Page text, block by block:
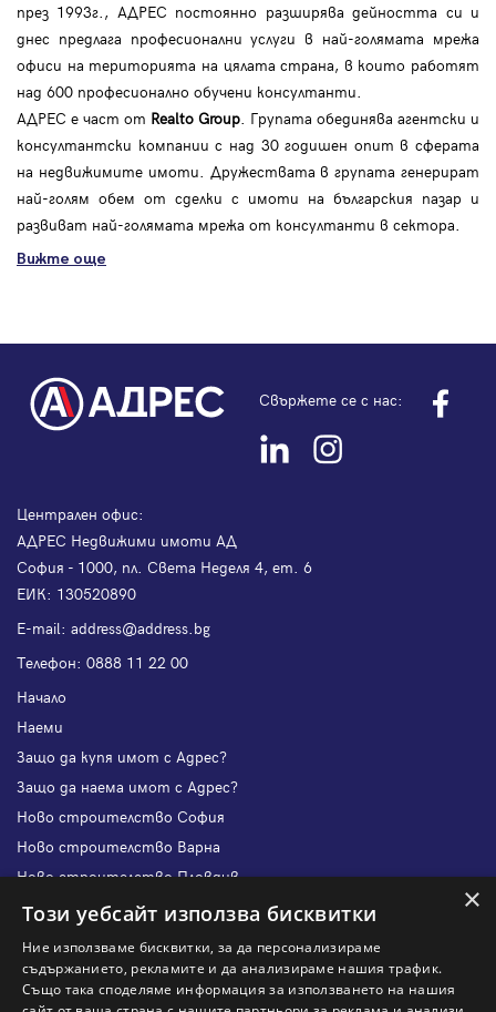
през 1993г., АДРЕС постоянно разширява дейността си и
днес предлага професионални услуги в най-голямата мрежа
офиси на територията на цялата страна, в които работят
над 600 професионално обучени консултанти.
АДРЕС е част от Realto Group. Групата обединява агентски и
консултантски компании с над 30 годишен опит в сферата
на недвижимите имоти. Дружествата в групата генерират
най-голям обем от сделки с имоти на българския пазар и
развиват най-голямата мрежа от консултанти в сектора.
Вижте още
Свържете се с нас:
Централен офис:
АДРЕС Недвижими имоти АД
София - 1000, пл. Света Неделя 4, ет. 6
ЕИК: 130520890
Е-mail: address@address.bg
Телефон: 0888 11 22 00
Начало
Наеми
Защо да купя имот с Адрес?
Защо да наема имот с Адрес?
Ново строителство София
Ново строителство Варна
Ново строителство Пловдив
Ново строителство Бургас
Защо да отдам имот с Адрес?
Наши офиси
×
Този уебсайт използва бисквитки
Ние използваме бисквитки, за да персонализираме
съдържанието, рекламите и да анализираме нашия трафик.
Също така споделяме информация за използването на нашия